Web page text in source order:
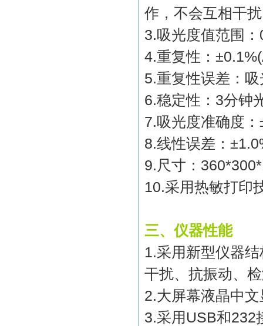
作，不会互相干
3.吸光度值范围：
4.重复性：
5.重复性误差：吸
6.稳定性： 3分钟
7.吸光度准确度：
8.线性误差：
9. 尺寸：
10.采用热敏打印
三、仪器性能
1.采用新型仪器
干扰、抗振动、
2.大屏幕液晶中
3.采用 USB和232